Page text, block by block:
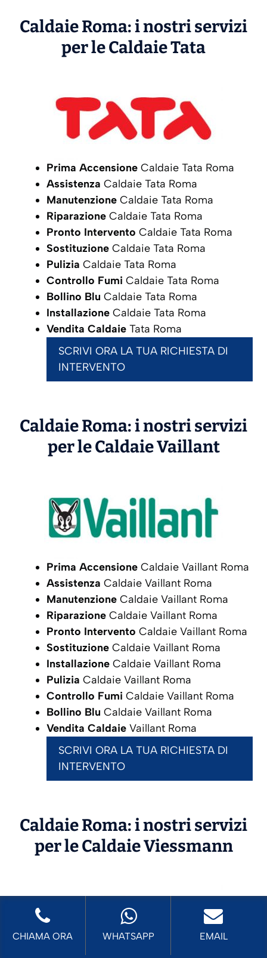
Caldaie Roma: i nostri servizi
per le CaldaieTata
Prima Accensione Caldaie Tata Roma
Assistenza Caldaie Tata Roma
Manutenzione Caldaie Tata Roma
Riparazione Caldaie Tata Roma
Pronto Intervento Caldaie Tata Roma
Sostituzione Caldaie Tata Roma
Pulizia Caldaie Tata Roma
Controllo Fumi Caldaie Tata Roma
Bollino Blu Caldaie Tata Roma
Installazione Caldaie Tata Roma
Vendita Caldaie Tata Roma
SCRIVI ORA LA TUA RICHIESTA DI
INTERVENTO
Caldaie Roma: i nostri servizi
per le CaldaieVaillant
Prima Accensione Caldaie Vaillant Roma
Assistenza Caldaie Vaillant Roma
Manutenzione Caldaie Vaillant Roma
Riparazione Caldaie Vaillant Roma
Pronto Intervento Caldaie Vaillant Roma
Sostituzione Caldaie Vaillant Roma
Installazione Caldaie Vaillant Roma
Pulizia Caldaie Vaillant Roma
Controllo Fumi Caldaie Vaillant Roma
Bollino Blu Caldaie Vaillant Roma
Vendita Caldaie Vaillant Roma
SCRIVI ORA LA TUA RICHIESTA DI
INTERVENTO
Caldaie Roma: i nostri servizi
per le CaldaieViessmann
CHIAMA ORA WHATSAPP EMAIL